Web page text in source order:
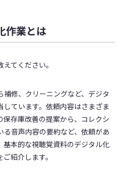
作業とは
えてください。
修、クリーニングなど、デジタ
ています。依頼内容はさまざま
存庫改善の提案から、コレクシ
る音声内容の要約など、依頼があ
基本的な視聴覚資料のデジタル化
紹介します。